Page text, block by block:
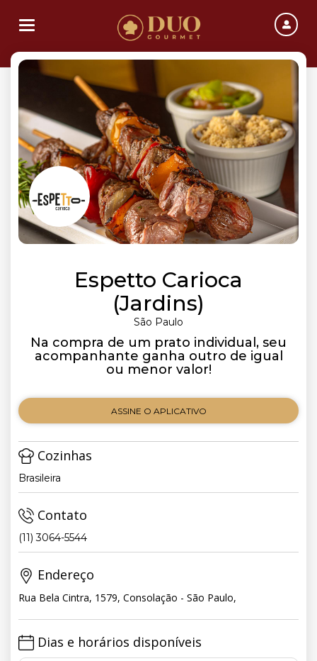
Toggle navigation
Espetto Carioca
(Jardins)
São Paulo
Na compra de um prato individual, seu
acompanhante ganha outro de igual
ou menor valor!
ASSINE O APLICATIVO
Cozinhas
Brasileira
Contato
(11) 3064-5544
Endereço
Rua Bela Cintra, 1579, Consolação - São Paulo,
Dias e horários disponíveis